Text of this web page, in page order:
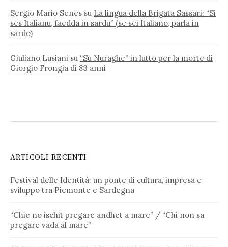
Sergio Mario Senes su La lingua della Brigata Sassari: “Si
ses Italianu, faedda in sardu” (se sei Italiano, parla in
sardo)
Giuliano Lusiani su “Su Nuraghe” in lutto per la morte di
Giorgio Frongia di 83 anni
ARTICOLI RECENTI
Festival delle Identità: un ponte di cultura, impresa e
sviluppo tra Piemonte e Sardegna
“Chie no ischit pregare andhet a mare” / “Chi non sa
pregare vada al mare”